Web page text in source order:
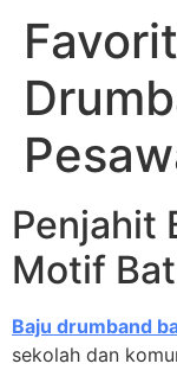
Penjahit
Motif
Baju drumband
sekolah dan